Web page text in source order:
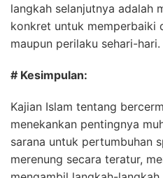
langkah selanjutnya adalah
konkret untuk memperbaiki
maupun perilaku sehari-hari.
# Kesimpulan:
Kajian Islam tentang
menekankan pentingnya
sarana untuk pertumbuhan
merenung secara teratur,